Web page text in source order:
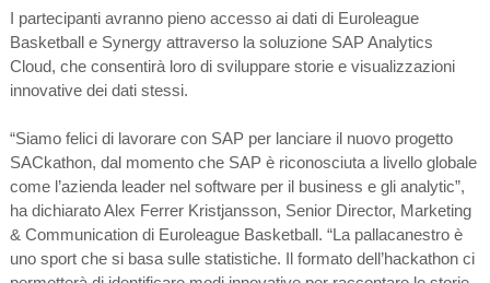
I partecipanti avranno pieno accesso ai dati di Euroleague
Basketball e Synergy attraverso la soluzione SAP Analytics
Cloud, che consentirà loro di sviluppare storie e visualizzazioni
innovative dei dati stessi.
“Siamo felici di lavorare con SAP per lanciare il nuovo progetto
SACkathon, dal momento che SAP è riconosciuta a livello globale
come l’azienda leader nel software per il business e gli analytic”,
ha dichiarato Alex Ferrer Kristjansson, Senior Director, Marketing
& Communication di Euroleague Basketball. “La pallacanestro è
uno sport che si basa sulle statistiche. Il formato dell’hackathon ci